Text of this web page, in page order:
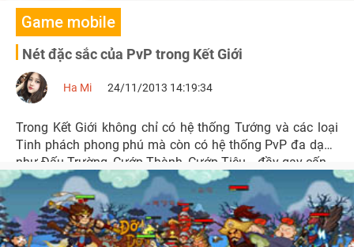
Game mobile
Nét đặc sắc của PvP trong Kết Giới
Ha Mi 24/11/2013 14:19:34
Trong Kết Giới không chỉ có hệ thống Tướng và các loại
Tinh phách phong phú mà còn có hệ thống PvP đa dạng
như Đấu Trường, Cướp Thành, Cướp Tiêu,...đầy gay cấn.